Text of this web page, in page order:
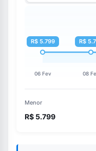
Menor
R$ 5.799